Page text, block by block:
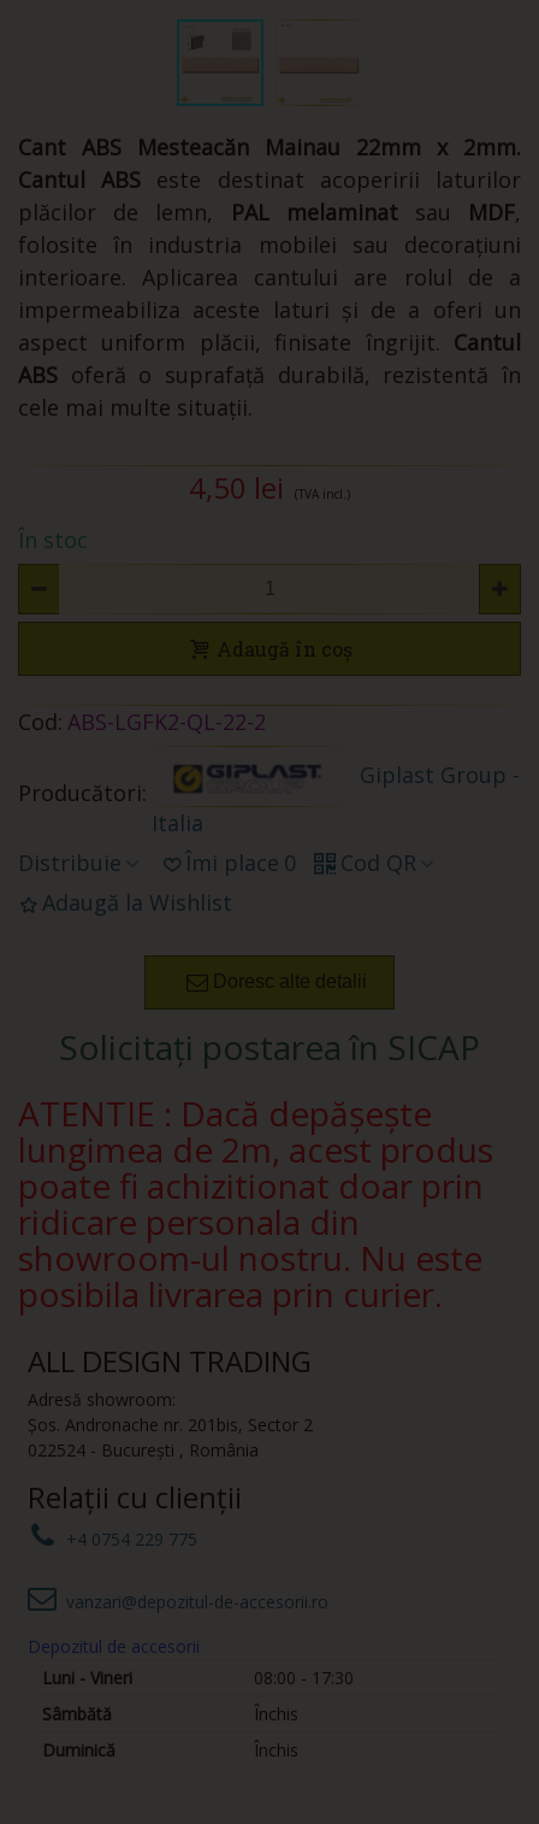
Cant ABS Mesteacăn Mainau 22mm x 2mm.
Cantul ABS este destinat acoperirii laturilor
plăcilor de lemn,
PAL melaminatsau MDF,
folosite în industria mobilei sau decorațiuni
interioare. Aplicarea cantului are rolul de a
impermeabiliza aceste laturi și de a oferi un
aspect uniform plăcii, finisate îngrijit. Cantul
ABS oferă o suprafață durabilă, rezistentă în
cele mai multe situații.
4,50 lei (TVA incl.)
În stoc
Adaugă în coș
Cod: ABS-LGFK2-QL-22-2
Producători:
Giplast Group -
Italia
Distribuie
Îmi place 0
Cod QR
Adaugă la Wishlist
Doresc alte detalii
Solicitați postarea în SICAP
ATENTIE : Dacă depășește
lungimea de 2m, acest produs
poate fi achizitionat doar prin
ridicare personala din
showroom-ul nostru. Nu este
posibila livrarea prin curier.
ALL DESIGN TRADING
Adresă showroom:
Șos. Andronache nr. 201bis, Sector 2
022524 - București , România
Relații cu clienții
+4 0754 229 775
vanzari@depozitul-de-accesorii.ro
Depozitul de accesorii
Luni - Vineri
08:00 - 17:30
Sâmbătă
Închis
Duminică
Închis